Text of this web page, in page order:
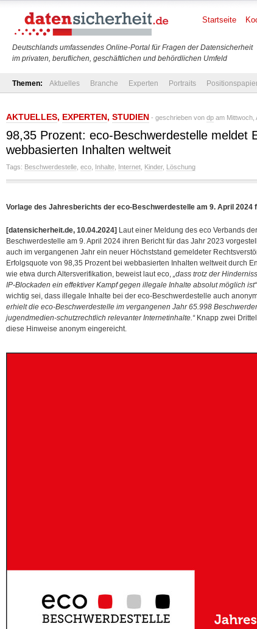
Deutschlands umfassendes Online-Portal für Fragen der Datensicherheit
im privaten, beruflichen, geschäftlichen und behördlichen Umfeld
Startseite
Themen: Aktuelles Branche Experten Portraits
AKTUELLES, EXPERTEN, STUDIEN - geschrieben von dp am Mittwoch,
98,35 Prozent: eco-Beschwerdestelle meldet
webbasierten Inhalten weltweit
Tags: Beschwerdestelle eco Inhalte Internet Kinder, Löschung
Vorlage des Jahresberichts der eco-Beschwerdestelle am 9. April 2024
[datensicherheit.de, 10.04.2024] Laut einer Meldung des eco Verbands
Beschwerdestelle am 9. April 2024 ihren Bericht für das Jahr 2023
auch im vergangenen Jahr ein neuer Höchststand gemeldeter
Erfolgsquote von 98,35 Prozent bei webbasierten Inhalten weltweit durch
wie etwa durch Altersverifikation, beweist laut eco, „dass trotz der
IP-Blockaden ein effektiver Kampf gegen illegale Inhalte absolut möglich ist“
wichtig sei, dass illegale Inhalte bei der eco-Beschwerdestelle auch
erhielt die eco-Beschwerdestelle im vergangenen Jahr 65.998
jugendmedien-schutzrechtlich relevanter Internetinhalte.“Knapp zwei
diese Hinweise anonym eingereicht.